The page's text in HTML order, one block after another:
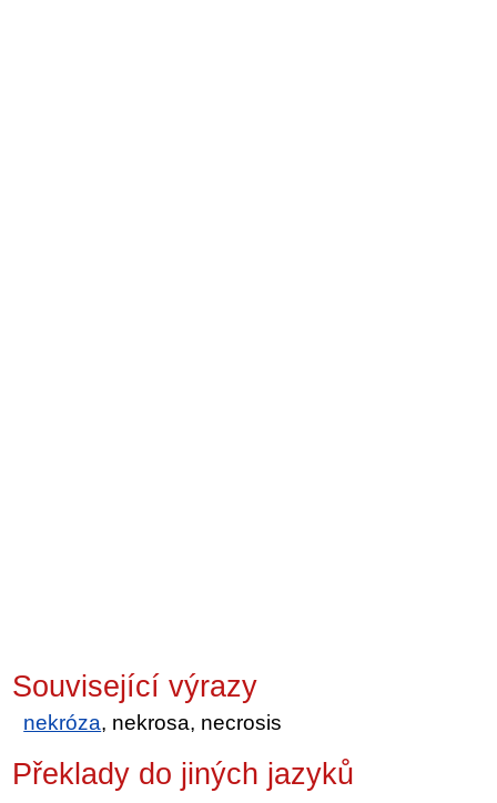
Související výrazy
nekróza, nekrosa, necrosis
Překlady do jiných jazyků